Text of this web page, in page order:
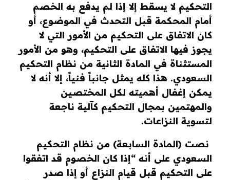
التحكيم لا يسقط إلا إذا لم يدفع به الخصم
أمام المحكمة قبل التحدث في الموضوع، أو
كان الاتفاق على التحكيم من الأمور التي لا
يجوز فيها الاتفاق على التحكيم، وهو من الأمور
المستثناة في المادة الثانية من نظام التحكيم
السعودي. هذا كله يمثل جانباً فنياً، إلا أنه لا
يمكن إغفال أهميته لكل المختصين
والمهتمين بمجال التحكيم كآلية ناجعة
لتسوية النزاعات.
نصت (المادة السابعة) من نظام التحكيم
السعودي على أنه “إذا كان الخصوم قد اتفقوا
على التحكيم قبل قيام النزاع أو إذا صدر